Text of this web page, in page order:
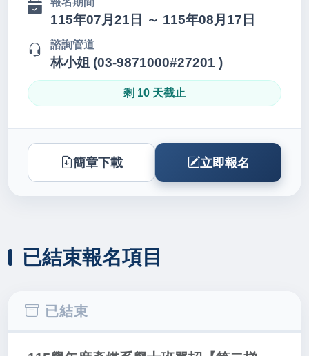
115年07月21日 ～ 115年08月17日
諮詢管道
林小姐 (03-9871000#27201 )
剩 10 天截止
簡章下載 立即報名
已結束報名項目
已結束